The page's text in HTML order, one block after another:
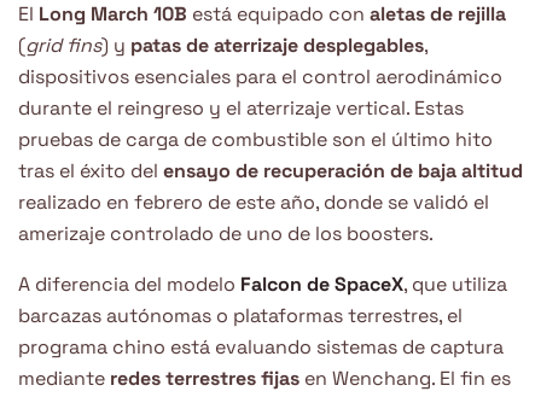
El Long March 10B está equipado con aletas de rejilla
(grid fins) y patas de aterrizaje desplegables,
dispositivos esenciales para el control aerodinámico
durante el reingreso y el aterrizaje vertical. Estas
pruebas de carga de combustible son el último hito
tras el éxito del ensayo de recuperación de baja altitud
realizado en febrero de este año, donde se validó el
amerizaje controlado de uno de los boosters.
A diferencia del modelo Falcon de SpaceX, que utiliza
barcazas autónomas o plataformas terrestres, el
programa chino está evaluando sistemas de captura
mediante redes terrestres fijas en Wenchang. El fin es